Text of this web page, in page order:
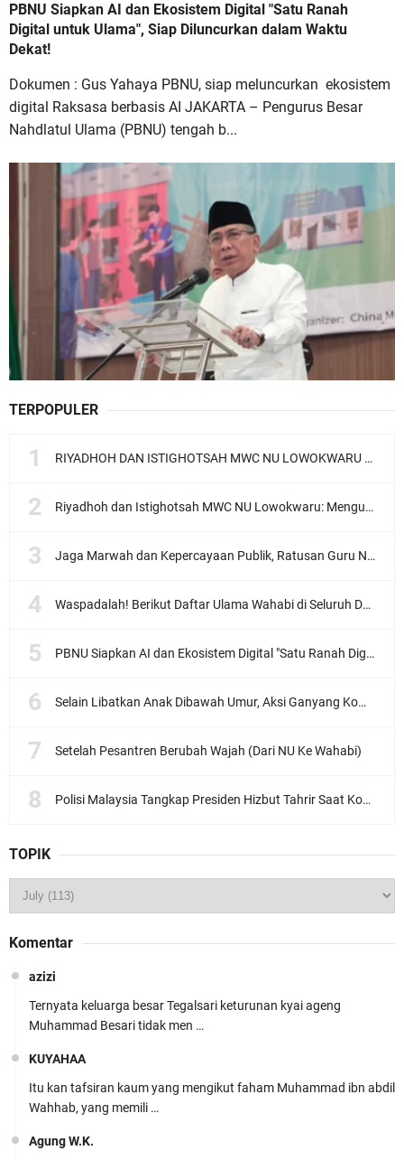
PBNU Siapkan AI dan Ekosistem Digital "Satu Ranah
Digital untuk Ulama", Siap Diluncurkan dalam Waktu
Dekat!
Dokumen : Gus Yahaya PBNU, siap meluncurkan ekosistem
digital Raksasa berbasis AI JAKARTA – Pengurus Besar
Nahdlatul Ulama (PBNU) tengah b...
TERPOPULER
RIYADHOH DAN ISTIGHOTSAH MWC NU LOWOKWARU Menyambut Muktamar NU ke-35, Meneguhkan Sanad Laku Para Muassis
Riyadhoh dan Istighotsah MWC NU Lowokwaru: Menguatkan Doa, Menjalin Ukhuwah Menyambut Muktamar NU ke-35
Jaga Marwah dan Kepercayaan Publik, Ratusan Guru Ngaji Kota Malang Serukan Deklarasi Ramah Anak
Waspadalah! Berikut Daftar Ulama Wahabi di Seluruh Dunia dan Karya-karyanya
PBNU Siapkan AI dan Ekosistem Digital "Satu Ranah Digital untuk Ulama", Siap Diluncurkan dalam Waktu Dekat!
Selain Libatkan Anak Dibawah Umur, Aksi Ganyang Komunis Jadi Sorotan Karena Ada Narasi Halal Sembelih Orang
Setelah Pesantren Berubah Wajah (Dari NU Ke Wahabi)
Polisi Malaysia Tangkap Presiden Hizbut Tahrir Saat Konferensi Pers
TOPIK
Komentar
azizi
Ternyata keluarga besar Tegalsari keturunan kyai ageng
Muhammad Besari tidak men …
KUYAHAA
Itu kan tafsiran kaum yang mengikut faham Muhammad ibn abdil
Wahhab, yang memili …
Agung W.K.